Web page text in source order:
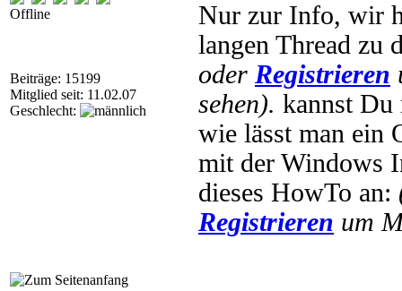
Offline
Beiträge: 15199
Mitglied seit: 11.02.07
Geschlecht:
Nur zur Info, wir
langen Thread zu
oder Registrieren
sehen). kannst
wie lässt man ein
mit der Windows
dieses HowTo an:
Registrieren um